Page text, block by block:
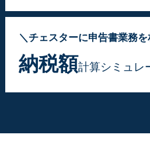
＼チェスターに申告書業務
納税額計算シミュレ